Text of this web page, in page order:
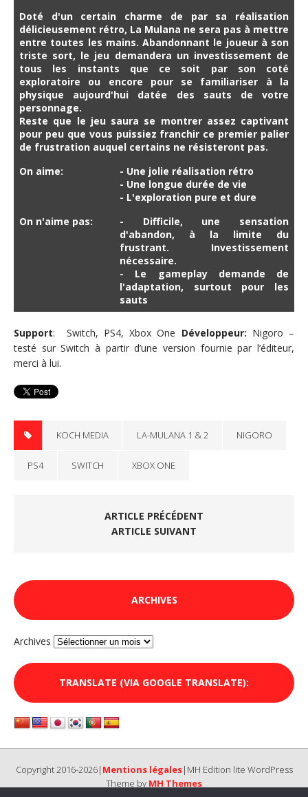
Doté d'un certain charme de par sa réalisation
délicieusement rétro, La Mulana ne sera pas à mettre
entre toutes les mains. Abandonnant le joueur à son
triste sort, le jeu demandera un investissement de
tous les instants que ce soit par son coté
exploratoire ou encore pour se familiariser à la
physique aujourd'hui datée des sauts de votre
personnage.
Reste que le jeu saura se montrer assez captivant
pour peu que vous puissiez franchir ce premier palier
de frustration auquel certains ne résisteront pas.
On aime:
- Une jolie réalisation rétro
- Une longue durée de vie
- L'exploration pure et dure
On n'aime pas:
- Difficile, une sensation
d'abandon, à la limite du
frustrant. Investissement
nécessaire.
- Le gameplay demande de
l'adaptation, surtout pour les
sauts
Support: Switch, PS4, Xbox One Développeur: Nigoro –
testé sur Switch à partir d’une version fournie par l’éditeur,
merci à lui.
KOCH MEDIA LA-MULANA 1 & 2 NIGORO
PS4 SWITCH XBOX ONE
ARTICLE PRÉCÉDENT
ARTICLE SUIVANT
ARCHIVES
Archives
TRANSLATE (VIA GOOGLE TRANSLATE):
Copyright 2016-2026| Mentions légales|MH Edition lite WordPress
Theme by MH Themes